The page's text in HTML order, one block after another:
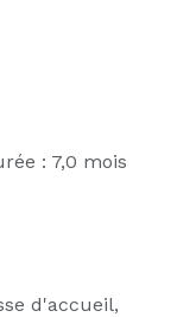
: 7,0 mois
d'accueil,